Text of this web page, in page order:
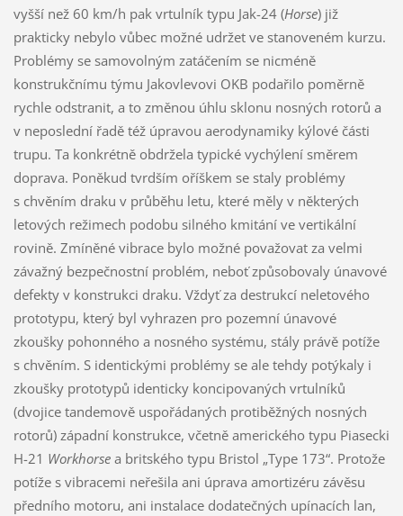
vyšší než 60 km/h pak vrtulník typu Jak-24 (Horse) již
prakticky nebylo vůbec možné udržet ve stanoveném kurzu.
Problémy se samovolným zatáčením se nicméně
konstrukčnímu týmu Jakovlevovi OKB podařilo poměrně
rychle odstranit, a to změnou úhlu sklonu nosných rotorů a
v neposlední řadě též úpravou aerodynamiky kýlové části
trupu. Ta konkrétně obdržela typické vychýlení směrem
doprava. Poněkud tvrdším oříškem se staly problémy
s chvěním draku v průběhu letu, které měly v některých
letových režimech podobu silného kmitání ve vertikální
rovině. Zmíněné vibrace bylo možné považovat za velmi
závažný bezpečnostní problém, neboť způsobovaly únavové
defekty v konstrukci draku. Vždyť za destrukcí neletového
prototypu, který byl vyhrazen pro pozemní únavové
zkoušky pohonného a nosného systému, stály právě potíže
s chvěním. S identickými problémy se ale tehdy potýkaly i
zkoušky prototypů identicky koncipovaných vrtulníků
(dvojice tandemově uspořádaných protiběžných nosných
rotorů) západní konstrukce, včetně amerického typu Piasecki
H-21 Workhorsea britského typu Bristol „Type 173“. Protože
potíže s vibracemi neřešila ani úprava amortizéru závěsu
předního motoru, ani instalace dodatečných upínacích lan,